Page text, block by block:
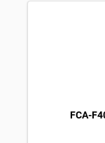
FCA-